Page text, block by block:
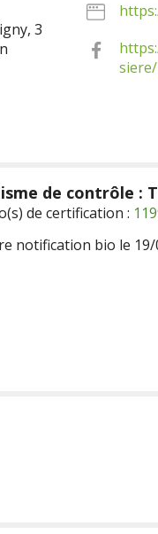
3
siere/
de contrôle :
de certification :
notification bio le 19/